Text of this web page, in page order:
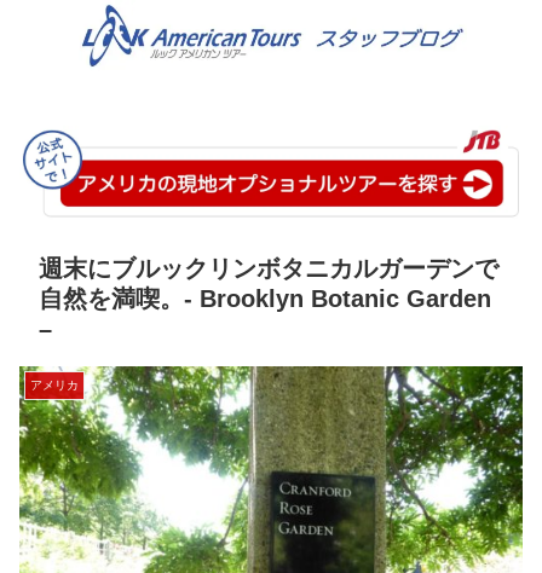
週末にブルックリンボタニカルガーデンで
自然を満喫。- Brooklyn Botanic Garden
–
アメリカ